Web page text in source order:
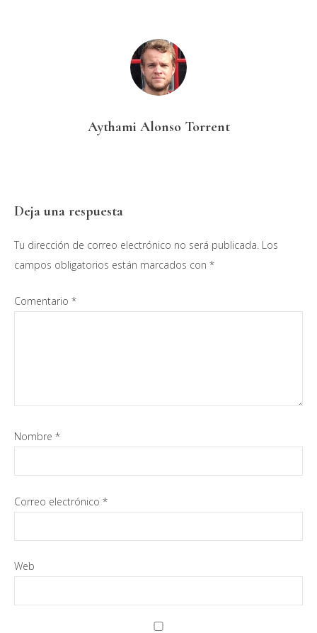
Aythami Alonso Torrent
Interacciones
con
los
Deja una respuesta
Tu dirección de correo electrónico no será publicada. Los
campos obligatorios están marcados con *
Comentario *
Nombre *
Correo electrónico *
Web